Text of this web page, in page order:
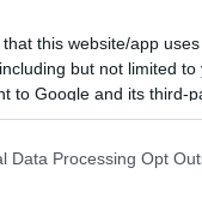
that this website/app
but not limited
to Google and its third-
consent section.
Data Processing Opt
no propósito da
falta para colocar
Blog IFE Blog